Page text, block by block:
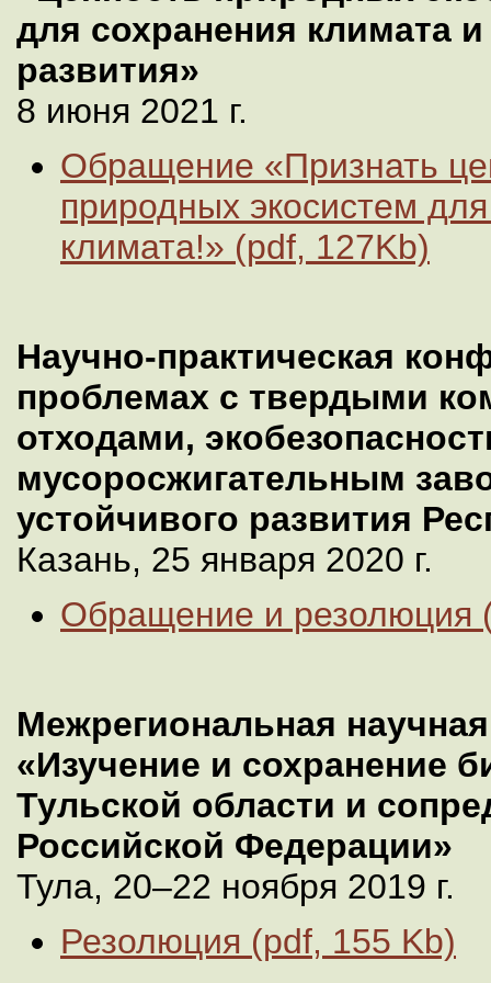
для сохранения климата
развития»
8 июня 2021 г.
Обращение «Признать
природных экосистем
климата!» (pdf, 127Kb)
Научно-практическая
проблемах с твердыми
отходами,
мусоросжигательным
устойчивого развития
Казань, 25 января 2020 г.
Обращение и резолюция
Межрегиональная
«Изучение и сохранение
Тульской области и
Российской Федерации»
Тула, 20–22 ноября 2019 г.
Резолюция (pdf, 155 Kb)